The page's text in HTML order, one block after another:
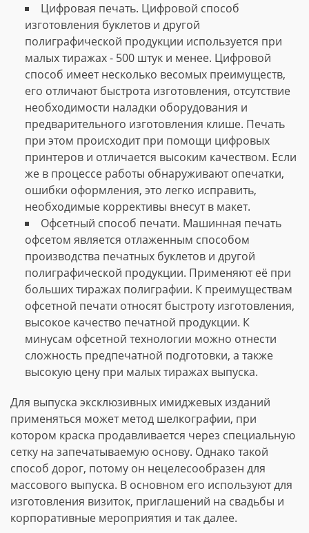
Цифровая печать. Цифровой способ
изготовления буклетов и другой
полиграфической продукции используется при
малых тиражах - 500 штук и менее. Цифровой
способ имеет несколько весомых преимуществ,
его отличают быстрота изготовления, отсутствие
необходимости наладки оборудования и
предварительного изготовления клише. Печать
при этом происходит при помощи цифровых
принтеров и отличается высоким качеством. Если
же в процессе работы обнаруживают опечатки,
ошибки оформления, это легко исправить,
необходимые коррективы внесут в макет.
Офсетный способ печати. Машинная печать
офсетом является отлаженным способом
производства печатных буклетов и другой
полиграфической продукции. Применяют её при
больших тиражах полиграфии. К преимуществам
офсетной печати относят быстроту изготовления,
высокое качество печатной продукции. К
минусам офсетной технологии можно отнести
сложность предпечатной подготовки, а также
высокую цену при малых тиражах выпуска.
Для выпуска эксклюзивных имиджевых изданий
применяться может метод шелкографии, при
котором краска продавливается через специальную
сетку на запечатываемую основу. Однако такой
способ дорог, потому он нецелесообразен для
массового выпуска. В основном его используют для
изготовления визиток, приглашений на свадьбы и
корпоративные мероприятия и так далее.